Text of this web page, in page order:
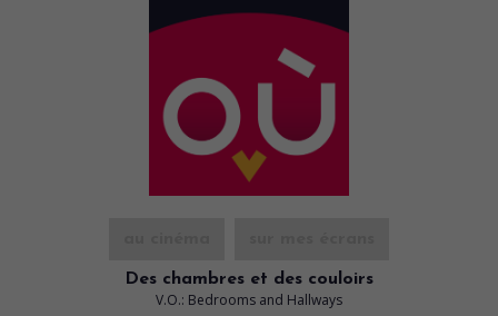
Des chambres et des couloirs
V.O.: Bedrooms and Hallways